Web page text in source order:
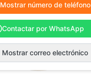
Mostrar número de teléfono
Contactar por WhatsApp
Mostrar correo electrónico